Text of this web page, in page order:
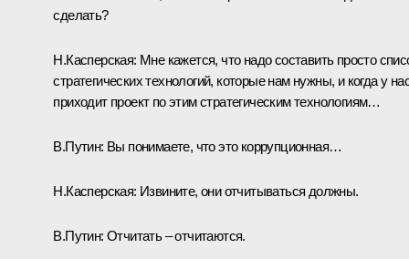
сделать?
Н.Касперская: Мне кажется, что надо составить просто
стратегических технологий, которые нам нужны, и когда у
приходит проект по этим стратегическим технологиям…
В.Путин: Вы понимаете, что это коррупционная…
Н.Касперская: Извините, они отчитываться должны.
В.Путин: Отчитать – отчитаются.